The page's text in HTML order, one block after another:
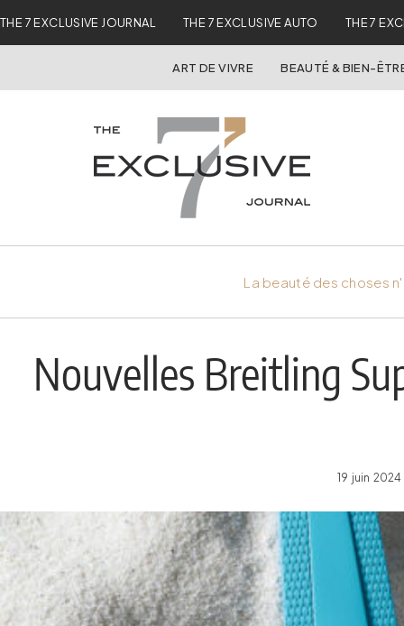
THE 7 EXCLUSIVE JOURNAL THE 7 EXCLUSIVE AUTO THE 7
ART DE VIVRE BEAUTÉ & BIEN-
La beauté des choses
Nouvelles Breitling
19 juin